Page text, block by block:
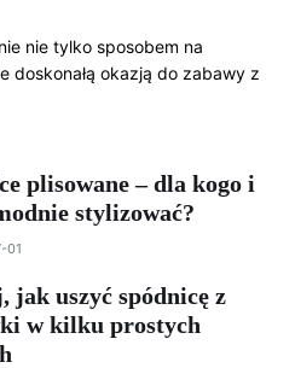
nie tylko sposobem na
doskonałą okazją do zabawy z
plisowane – dla kogo i
stylizować?
01
jak uszyć spódnicę z
w kilku prostych